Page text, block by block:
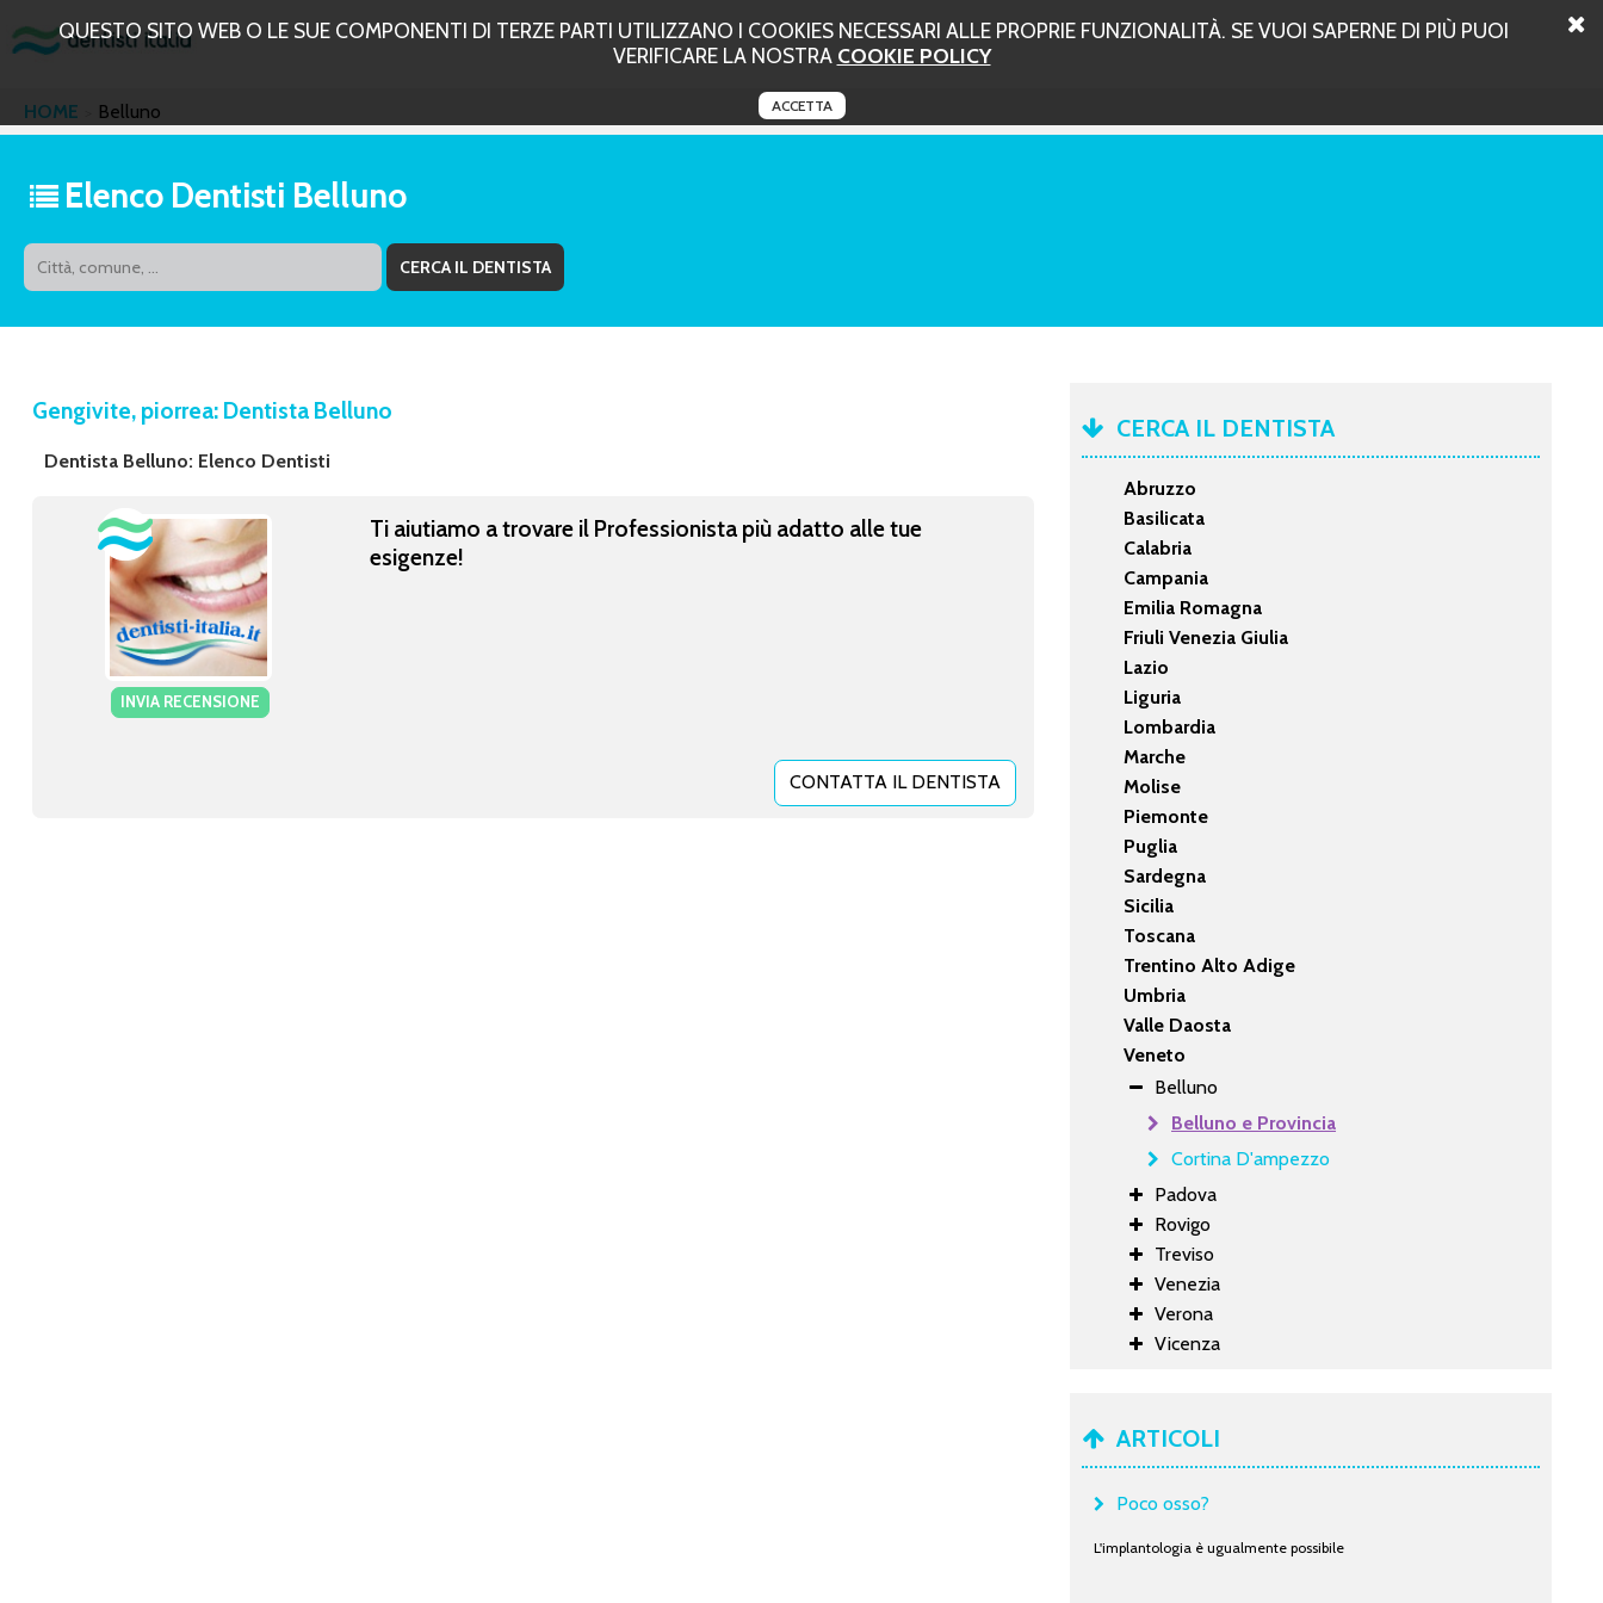
QUESTO SITO WEB O LE SUE COMPONENTI DI TERZE PARTI UTILIZZANO I COOKIES NECESSARI ALLE PROPRIE FUNZIONALITÀ. SE VUOI SAPERNE DI PIÙ PUOI
VERIFICARE LA NOSTRA COOKIE POLICY
ACCETTA
HOME Belluno
Elenco Dentisti Belluno
Gengivite, piorrea: Dentista Belluno
Dentista Belluno: Elenco Dentisti
INVIA RECENSIONE
Ti aiutiamo a trovare il Professionista più adatto alle tue
esigenze!
CONTATTA IL DENTISTA
CERCA IL DENTISTA
Abruzzo
Basilicata
Calabria
Campania
Emilia Romagna
Friuli Venezia Giulia
Lazio
Liguria
Lombardia
Marche
Molise
Piemonte
Puglia
Sardegna
Sicilia
Toscana
Trentino Alto Adige
Umbria
Valle Daosta
Veneto
Belluno
Belluno e Provincia
Cortina D'ampezzo
Padova
Rovigo
Treviso
Venezia
Verona
Vicenza
ARTICOLI
Poco osso?
L'implantologia è ugualmente possibile